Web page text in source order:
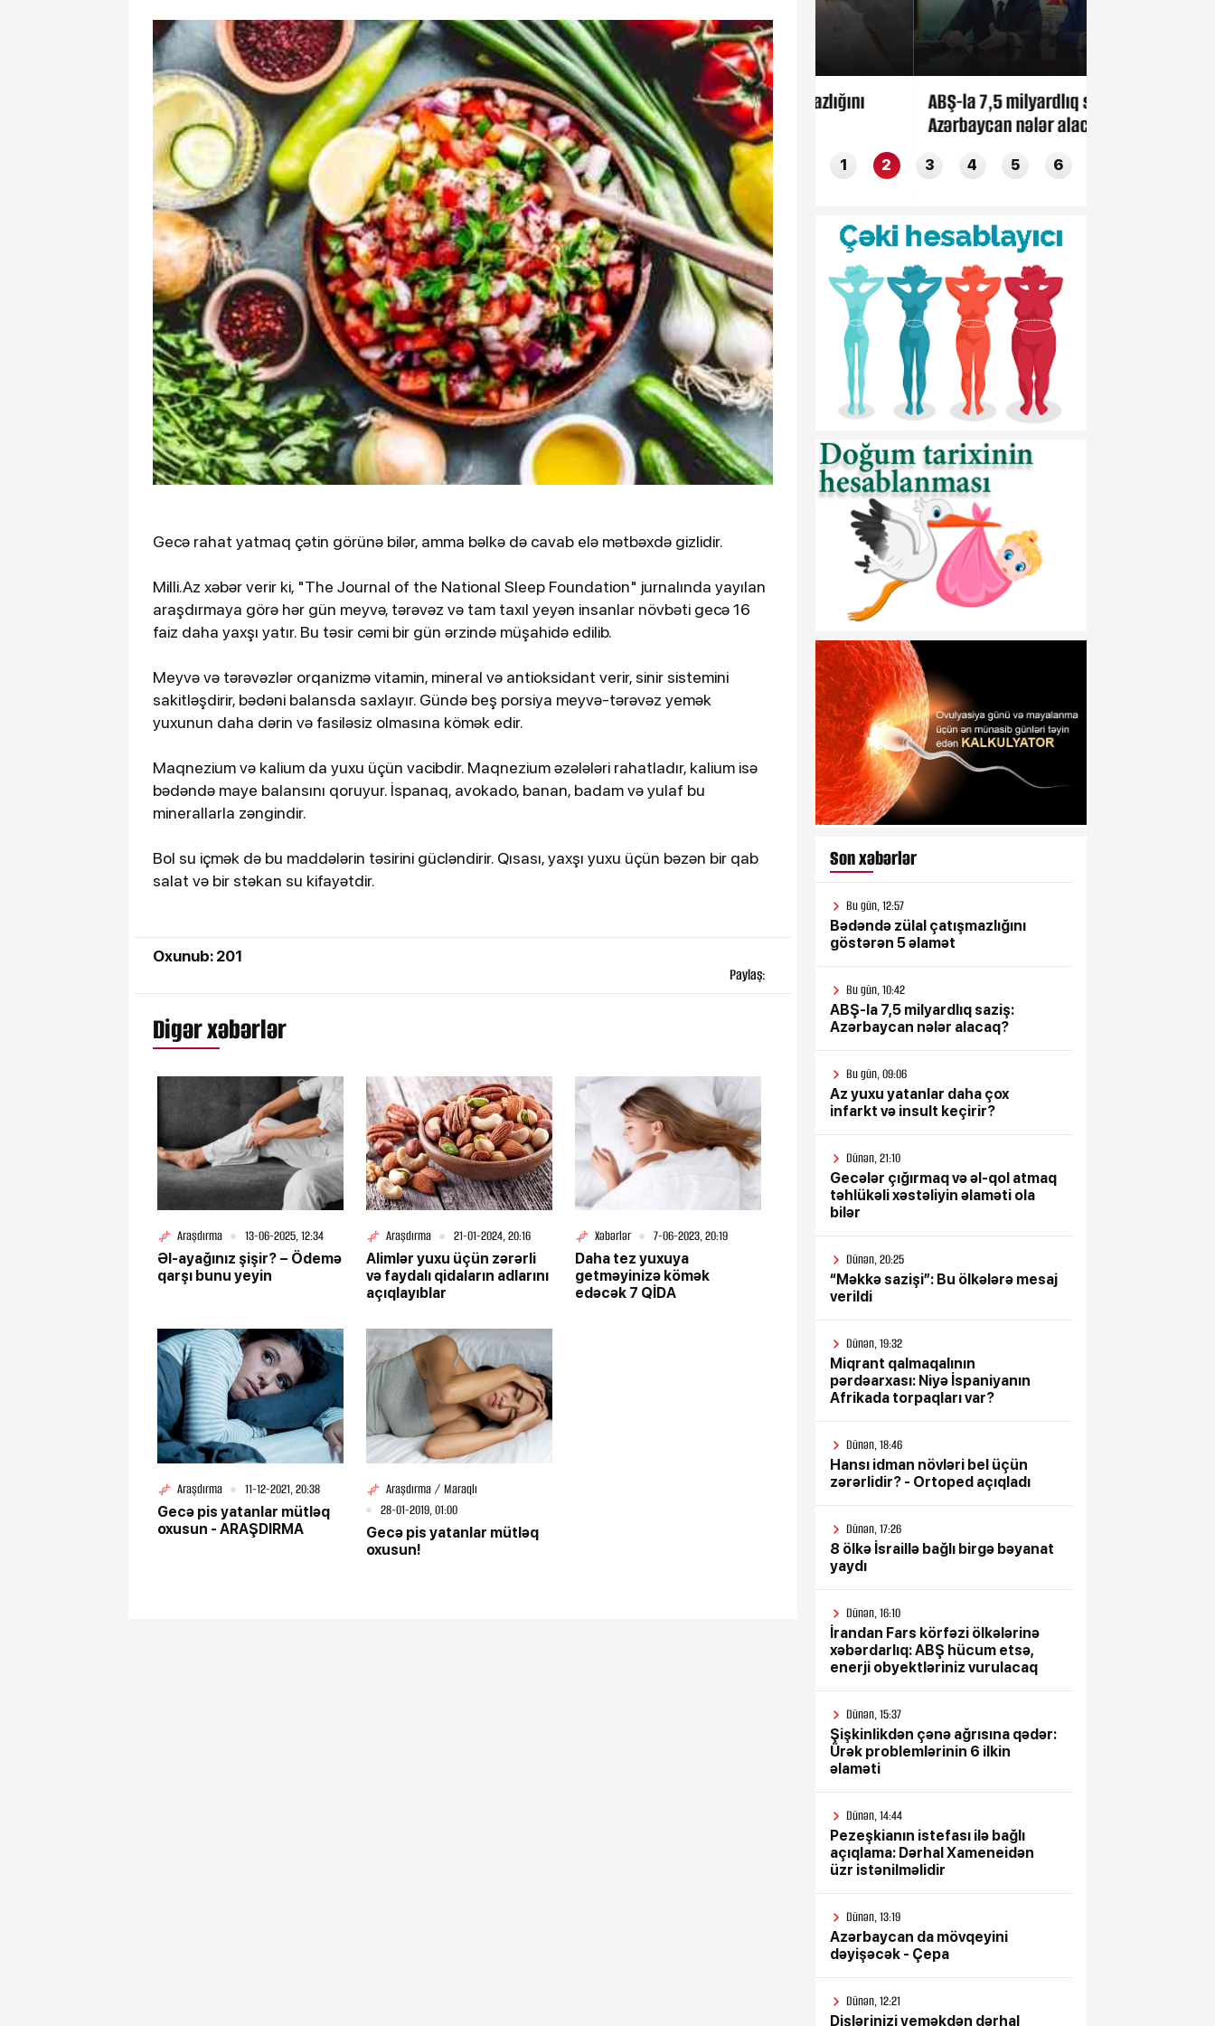
Gecə rahat yatmaq çətin görünə bilər, amma bəlkə də cavab elə mətbəxdə gizlidir.
Milli.Az xəbər verir ki, "The Journal of the National Sleep Foundation" jurnalında yayılan
araşdırmaya görə hər gün meyvə, tərəvəz və tam taxıl yeyən insanlar növbəti gecə 16
faiz daha yaxşı yatır. Bu təsir cəmi bir gün ərzində müşahidə edilib.
Meyvə və tərəvəzlər orqanizmə vitamin, mineral və antioksidant verir, sinir sistemini
sakitləşdirir, bədəni balansda saxlayır. Gündə beş porsiya meyvə-tərəvəz yemək
yuxunun daha dərin və fasiləsiz olmasına kömək edir.
Maqnezium və kalium da yuxu üçün vacibdir. Maqnezium əzələləri rahatladır, kalium isə
bədəndə maye balansını qoruyur. İspanaq, avokado, banan, badam və yulaf bu
minerallarla zəngindir.
Bol su içmək də bu maddələrin təsirini gücləndirir. Qısası, yaxşı yuxu üçün bəzən bir qab
salat və bir stəkan su kifayətdir.
Oxunub: 201
Paylaş:
Digər xəbərlər
Araşdırma
13-06-2025, 12:34
Əl-ayağınız şişir? – Ödemə
qarşı bunu yeyin
Araşdırma
21-01-2024, 20:16
Alimlər yuxu üçün zərərli
və faydalı qidaların adlarını
açıqlayıblar
Xəbərlər
7-06-2023, 20:19
Daha tez yuxuya
getməyinizə kömək
edəcək 7 QİDA
Araşdırma
11-12-2021, 20:38
Gecə pis yatanlar mütləq
oxusun - ARAŞDIRMA
Araşdırma / Maraqlı
28-01-2019, 01:00
Gecə pis yatanlar mütləq
oxusun!
Miqrant qalmaqalının
pərdəarxası: Niyə İspaniyanın
Afrikada torpaqları var?
Bədəndə zülal çatışmazlığını
göstərən 5 əlamət
ABŞ-la 7,5 milyardlıq saziş:
Azərbaycan nələr alacaq?
1 2 3 4 5 6
Son xəbərlər
Bu gün, 12:57
Bədəndə zülal çatışmazlığını
göstərən 5 əlamət
Bu gün, 10:42
ABŞ-la 7,5 milyardlıq saziş:
Azərbaycan nələr alacaq?
Bu gün, 09:06
Az yuxu yatanlar daha çox
infarkt və insult keçirir?
Dünən, 21:10
Gecələr çığırmaq və əl-qol atmaq
təhlükəli xəstəliyin əlaməti ola
bilər
Dünən, 20:25
“Məkkə sazişi”: Bu ölkələrə mesaj
verildi
Dünən, 19:32
Miqrant qalmaqalının
pərdəarxası: Niyə İspaniyanın
Afrikada torpaqları var?
Dünən, 18:46
Hansı idman növləri bel üçün
zərərlidir? - Ortoped açıqladı
Dünən, 17:26
8 ölkə İsraillə bağlı birgə bəyanat
yaydı
Dünən, 16:10
İrandan Fars körfəzi ölkələrinə
xəbərdarlıq: ABŞ hücum etsə,
enerji obyektləriniz vurulacaq
Dünən, 15:37
Şişkinlikdən çənə ağrısına qədər:
Ürək problemlərinin 6 ilkin
əlaməti
Dünən, 14:44
Pezeşkianın istefası ilə bağlı
açıqlama: Dərhal Xameneidən
üzr istənilməlidir
Dünən, 13:19
Azərbaycan da mövqeyini
dəyişəcək - Çepa
Dünən, 12:21
Dişlərinizi yeməkdən dərhal